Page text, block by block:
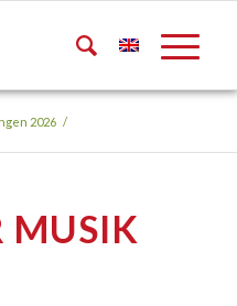
2026 /
MUSIK